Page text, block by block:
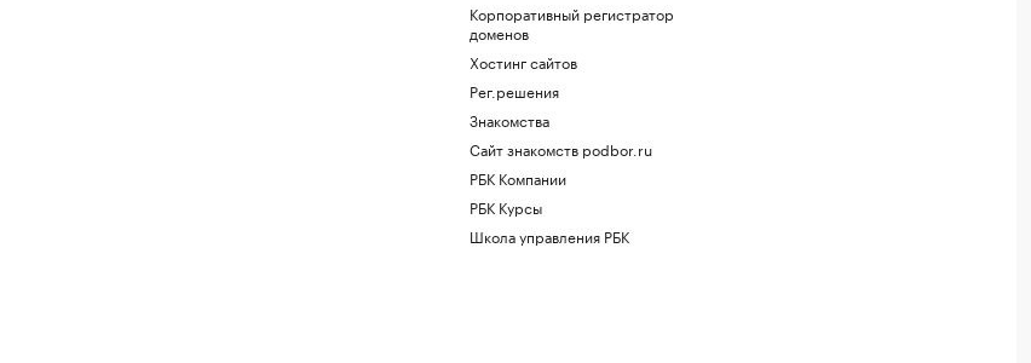
Корпоративный регистратор
доменов
Хостинг сайтов
Рег.решения
Знакомства
Сайт знакомств podbor.ru
РБК Компании
РБК Курсы
Школа управления РБК